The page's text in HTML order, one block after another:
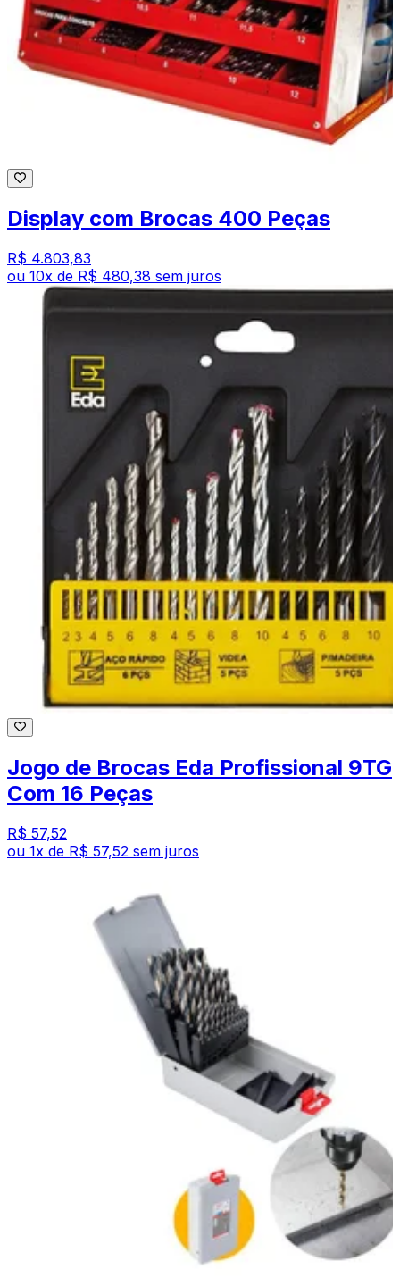
Display com Brocas 400 Peças
R$ 4.803,83
ou 10x de R$ 480,38 sem juros
Jogo de Brocas Eda Profissional 9TG
Com 16 Peças
R$ 57,52
ou 1x de R$ 57,52 sem juros